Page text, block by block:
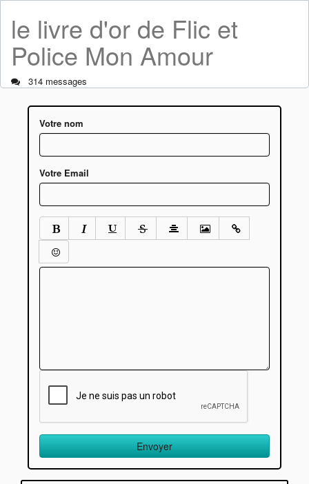
le livre d'or de Flic et
Police Mon Amour
314 messages
Votre nom
Votre Email